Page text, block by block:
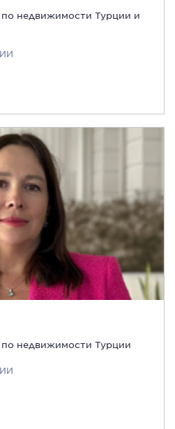
недвижимости Турции и
недвижимости Турции